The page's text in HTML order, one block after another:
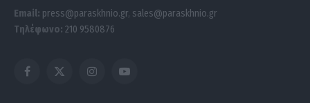
Email: press@paraskhnio.gr, sales@paraskhnio.gr
Τηλέφωνο: 210 9580876
Facebook
X
InstagramYouTube